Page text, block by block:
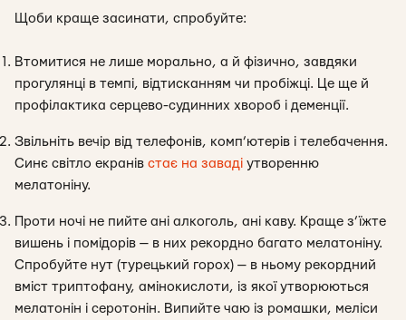
Щоби краще засинати, спробуйте:
Втомитися не лише морально, а й фізично, завдяки
прогулянці в темпі, відтисканням чи пробіжці. Це ще й
профілактика серцево-судинних хвороб і деменції.
Звільніть вечір від телефонів, комп’ютерів і телебачення.
Синє світло екранів стає на заваді утворенню
мелатоніну.
Проти ночі не пийте ані алкоголь, ані каву. Краще з’їжте
вишень і помідорів — в них рекордно багато мелатоніну.
Спробуйте нут (турецький горох) — в ньому рекордний
вміст триптофану, амінокислоти, із якої утворюються
мелатонін і серотонін. Випийте чаю із ромашки, меліси